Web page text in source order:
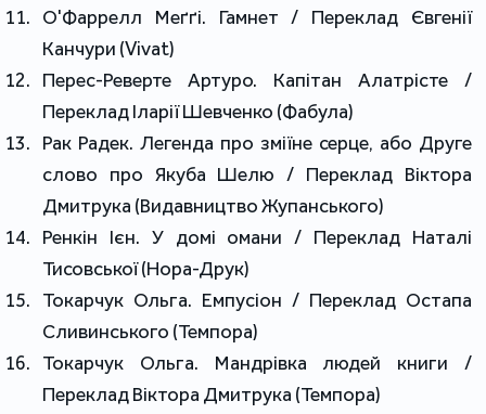
О'Фаррелл Меґґі. Гамнет / Переклад Євгенії
Канчури (Vivat)
Перес-Реверте Артуро. Капітан Алатрісте /
Переклад Іларії Шевченко (Фабула)
Рак Радек. Легенда про зміїне серце, або Друге
слово про Якуба Шелю / Переклад Віктора
Дмитрука (Видавництво Жупанського)
Ренкін Ієн. У домі омани / Переклад Наталі
Тисовської (Нора-Друк)
Токарчук Ольга. Емпусіон / Переклад Остапа
Сливинського (Темпора)
Токарчук Ольга. Мандрівка людей книги /
Переклад Віктора Дмитрука (Темпора)